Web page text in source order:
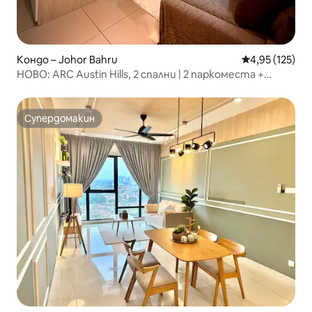
Кондо – Johor Bahru Средна
4,95 (125)
НОВО: ARC Austin Hills, 2 спални | 2 паркоместа +
Супердомакин
Супердомакин